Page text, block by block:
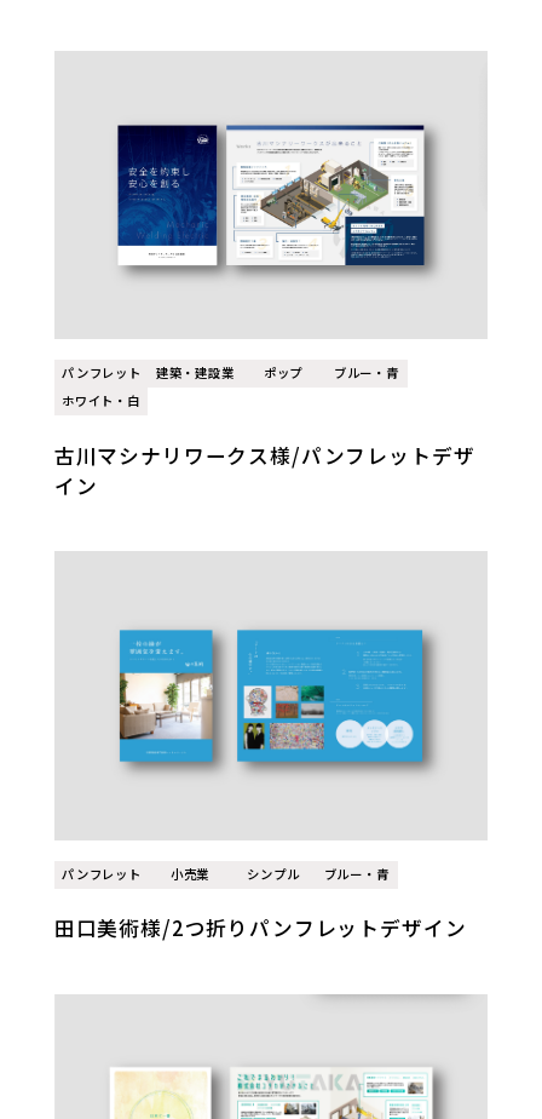
パンフレット 建築・建設業 ポップ
ブルー・青
ホワイト・白
古川マシナリワークス様/パンフレットデザ
イン
パンフレット 小売業 シンプル ブルー・青
田口美術様/2つ折りパンフレットデザイン